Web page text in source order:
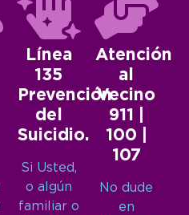
Línea
135
Prevención
del
Suicidio.
Si Usted,
o algún
familiar o
Atención
al
Vecino
911 |
100 |
107
No dude
en